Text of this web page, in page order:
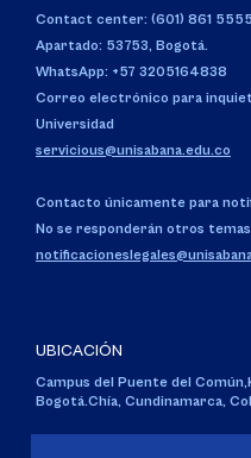
Contact center: (601) 861 5555
Apartado: 53753, Bogotá.
WhatsApp: +57 3205164838
Correo electrónico para
Universidad
servicious@unisabana.edu.co
Contacto únicamente para
No se responderán otros
UBICACIÓN
Campus del Puente del Común,
Bogotá.Chía, Cundinamarca,